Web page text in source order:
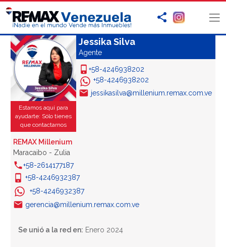
Estamos aquí para
ayudarte: Sólo tienes
que contactarnos
Jessika Silva
Agente
+58-4246938202
+58-4246938202
jessikasilva@millenium.remax.com.ve
REMAX Millenium
Maracaibo - Zulia
+58-2614177187
+58-4246932387
+58-4246932387
gerencia@millenium.remax.com.ve
Se unió a la red en: Enero 2024